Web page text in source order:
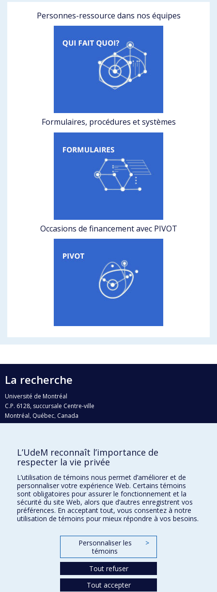
Personnes-ressource dans nos équipes
Formulaires, procédures et systèmes
Occasions de financement avec PIVOT
La recherche
Université de Montréal
C.P. 6128, succursale Centre-ville
Montréal, Québec, Canada
H3C 3J7
Qui fait quoi?
Nous trouver
Plan du site
Accessibilité
L’UdeM reconnaît l’importance de
respecter la vie privée
L’utilisation de témoins nous permet d’améliorer et de
personnaliser votre expérience Web. Certains témoins
sont obligatoires pour assurer le fonctionnement et la
sécurité du site Web, alors que d’autres enregistrent vos
préférences. En acceptant tout, vous consentez à notre
utilisation de témoins pour mieux répondre à vos besoins.
Personnaliser les
témoins
>
Tout refuser
Tout accepter